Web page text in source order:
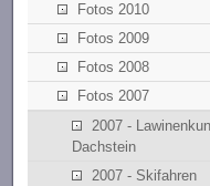
Fotos 2010
Fotos 2009
Fotos 2008
Fotos 2007
2007 -
Dachstein
2007 - Skifahren